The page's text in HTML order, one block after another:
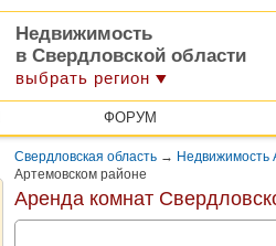
Недвижимость
в Свердловской области
выбрать регион
ФОРУМ
Свердловская область → Недвижимость
Артемовском районе
Аренда комнат